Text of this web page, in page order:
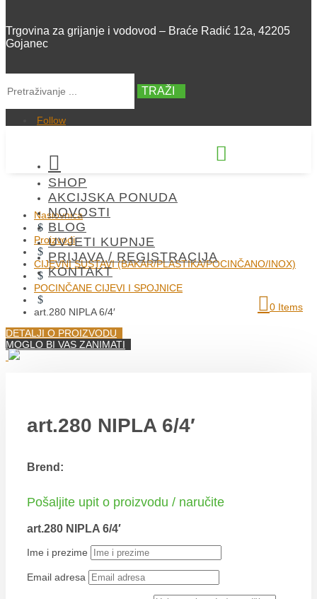
Trgovina za grijanje i vodovod – Braće Radić 12a, 42205
Gojanec
TRAŽI
Follow


SHOP
AKCIJSKA PONUDA
NOVOSTI
BLOG
UVJETI KUPNJE
PRIJAVA / REGISTRACIJA
KONTAKT
0 Items
Naslovnica
$
Proizvodi
$
CIJEVNI SUSTAVI (BAKAR/PLASTIKA/POCINČANO/INOX)
$
POCINČANE CIJEVI I SPOJNICE
$
art.280 NIPLA 6/4′
DETALJI O PROIZVODU
MOGLO BI VAS ZANIMATI
art.280 NIPLA 6/4′
Brend:
Pošaljite upit o proizvodu / naručite
art.280 NIPLA 6/4′
Ime i prezime
Email adresa